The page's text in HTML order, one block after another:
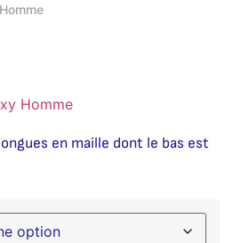
Homme
en maille dont le bas est